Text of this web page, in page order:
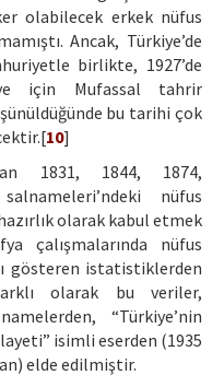
olabilecek erkek nüfus
Ancak, Türkiye’de
birlikte, 1927’de
için Mufassal tahrir
bu tarihi çok
10]
1831, 1844, 1874,
nüfus
olarak kabul etmek
çalışmalarında nüfus
gösteren istatistiklerden
olarak bu veriler,
“Türkiye’nin
isimli eserden (1935
elde edilmiştir.